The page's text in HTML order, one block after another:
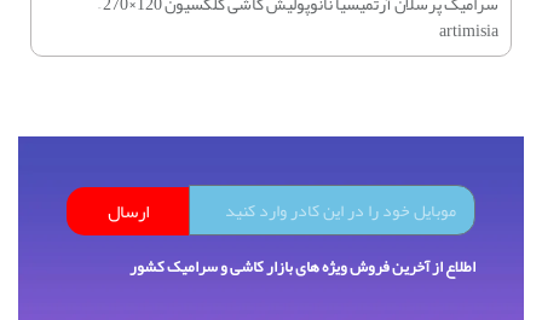
artimisia
ارسال
اطلاع از آخرین فروش ویژه های بازار کاشی و سرامیک کشور